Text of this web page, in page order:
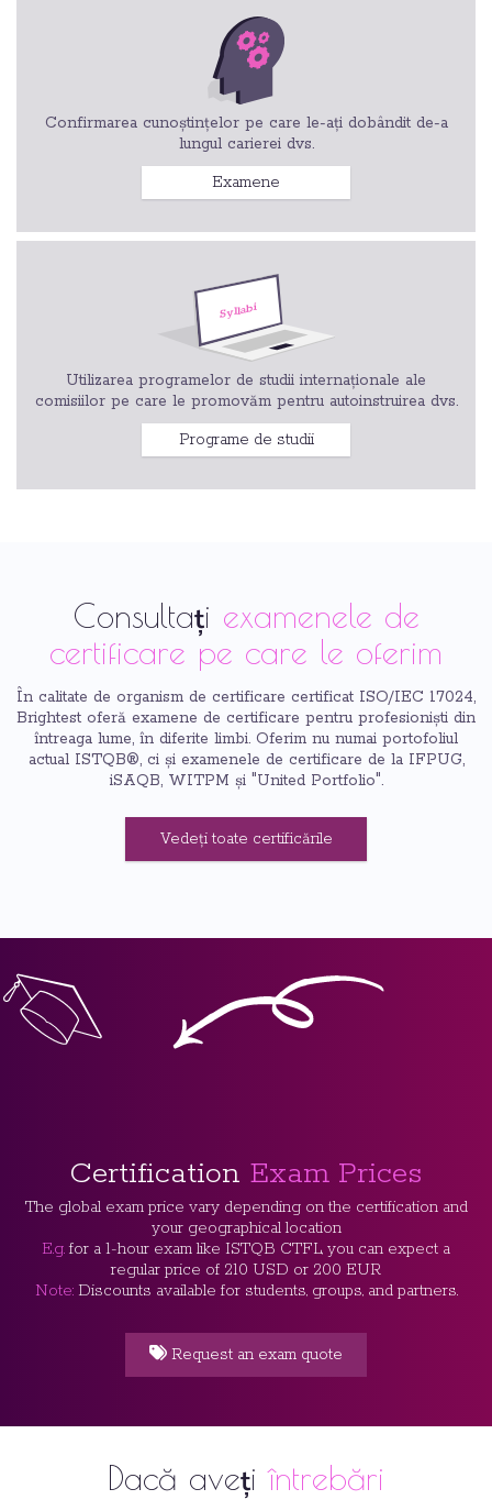
Confirmarea cunoștințelor pe care le-ați dobândit de-a
lungul carierei dvs.
Examene
Utilizarea programelor de studii internaționale ale
comisiilor pe care le promovăm pentru autoinstruirea dvs.
Programe de studii
Consultați examenele de
certificare pe care le oferim
În calitate de organism de certificare certificat ISO/IEC 17024,
Brightest oferă examene de certificare pentru profesioniști din
întreaga lume, în diferite limbi. Oferim nu numai portofoliul
actual ISTQB®, ci și examenele de certificare de la IFPUG,
iSAQB, WITPM și "United Portfolio".
Vedeți toate certificările
Certification Exam Prices
The global exam price vary depending on the certification and
your geographical location
E.g.for a 1-hour exam like ISTQB CTFL, you can expect a
regular price of 210 USD or 200 EUR
Note:Discounts available for students, groups, and partners.
Request an exam quote
Dacă avețiîntrebări